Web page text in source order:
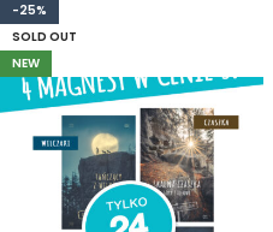
-25%
SOLD OUT
NEW